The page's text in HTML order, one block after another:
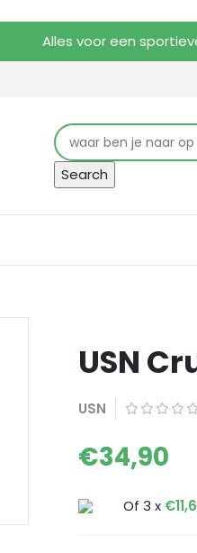
Alles voor een
Search
USN
USN
€34,90
Of 3 x €